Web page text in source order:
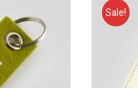
Sale!